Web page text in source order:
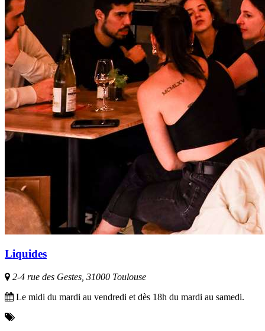
Liquides
2-4 rue des Gestes, 31000 Toulouse
Le midi du mardi au vendredi et dès 18h du mardi au samedi.